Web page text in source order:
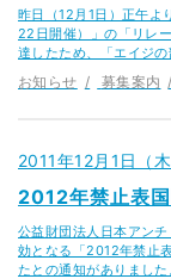
昨日（12月1日）正午よ
22日開催）」の「リレ
達したため、「エイジ
お知らせ 募集案内
2011年12月1日（木
2012年禁止表国
公益財団法人日本アン
効となる「2012年禁止
たとの通知がありまし